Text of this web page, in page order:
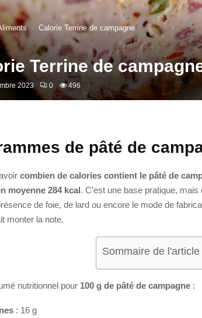
Calorie Terrine de campagne
Terrine de
2023 0 496
de pâté de
combien de calories contient le pâté de
moyenne 284 kcal. C’est une base pratique,
de foie, de lard ou encore le mode de
monter la note.
Sommaire de l'article
nutritionnel pour 100 g de pâté de campagne :
: 16 g